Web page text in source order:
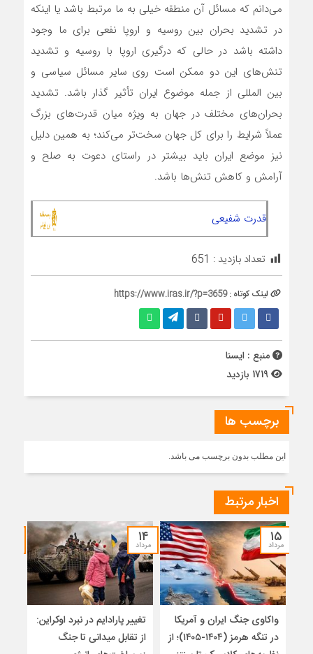
می‌دانم که مسائل آن منطقه خیلی به ما مرتبط باشد یا اینکه
در تشدید بحران بین روسیه و اروپا نفعی برای ما وجود
داشته باشد در حالی که درگیری اروپا با روسیه و تشدید
تنش‌های این دو ممکن است روی سایر مسائل سیاسی و
بین المللی از جمله موضوع ایران تأثیر گذار باشد. تشدید
بحران‌های مختلف در جهان به ویژه میان قدرت‌های بزرگ
عملاً شرایط را برای کل جهان سخت‌تر می‌کند؛ به همین دلیل
نیز موضع ایران باید بیشتر در راستای دعوت به صلح و
آرامش و کاهش تنش‌ها باشد.
قدرت شفیعی
تعداد بازدید : 651
لینک کوتاه :https://www.iras.ir/?p=3659
منبع : ایسنا
برچسب ها
این مطلب بدون برچسب می باشد.
اخبار مرتبط
۱۵
مرداد
واکاوی جنگ ایران و آمریکا
در تنگه هرمز (۱۴۰۴-۱۴۰۵)؛ از
۱۴
مرداد
تغییر پارادایم در نبرد اوکراین:
از تقابل میدانی تا جنگ